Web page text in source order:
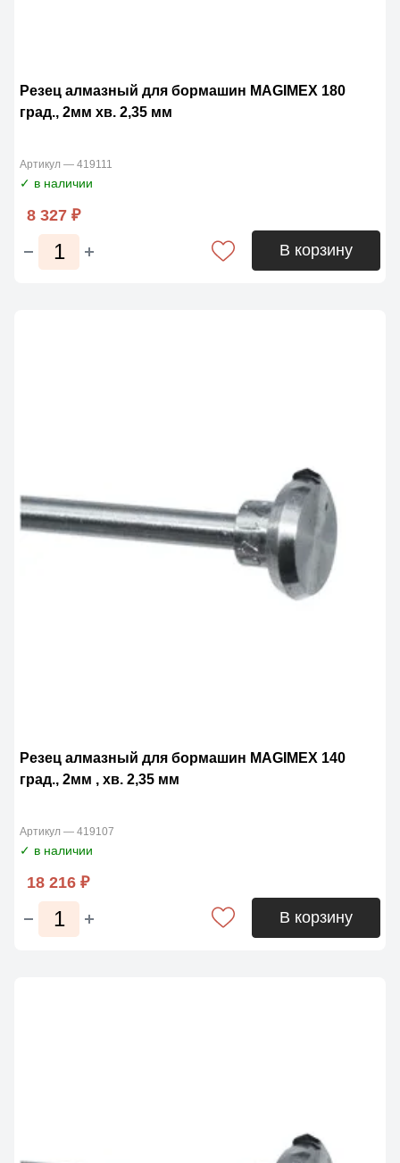
Резец алмазный для бормашин MAGIMЕX 180
град., 2мм хв. 2,35 мм
Артикул — 419111
✓ в наличии
8 327 ₽
В корзину
Резец алмазный для бормашин MAGIMЕX 140
град., 2мм , хв. 2,35 мм
Артикул — 419107
✓ в наличии
18 216 ₽
В корзину